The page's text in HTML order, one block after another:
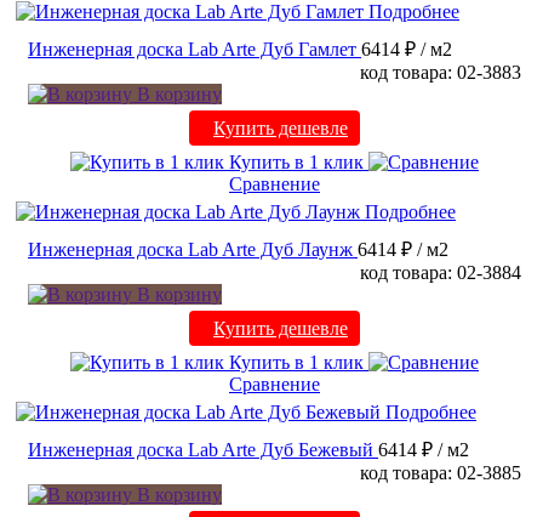
Подробнее
Инженерная доска Lab Arte Дуб Гамлет 6414 ₽ / м2
код товара: 02-3883
В корзину
Купить дешевле
Купить в 1 клик
Сравнение
Подробнее
Инженерная доска Lab Arte Дуб Лаунж 6414 ₽ / м2
код товара: 02-3884
В корзину
Купить дешевле
Купить в 1 клик
Сравнение
Подробнее
Инженерная доска Lab Arte Дуб Бежевый 6414 ₽ / м2
код товара: 02-3885
В корзину